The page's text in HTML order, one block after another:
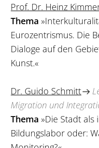
Prof. Dr. Heinz
Thema
Eurozentrismus. Die
Dialoge auf den
Kunst.«
Dr. Guido Schmitt
Migration und
Thema »Die Stadt
Bildungslabor oder: